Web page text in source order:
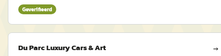
Geverifieerd
Du Parc Luxury Cars & Art →